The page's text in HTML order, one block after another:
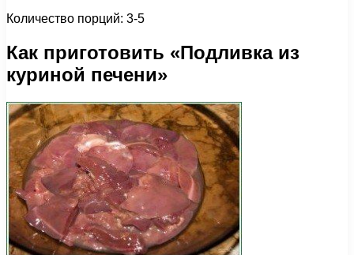
Количество порций: 3-5
Как приготовить «Подливка из
куриной печени»